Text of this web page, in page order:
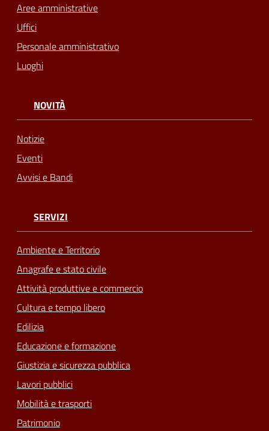
Aree amministrative
Uffici
Personale amministrativo
Luoghi
NOVITÀ
Notizie
Eventi
Avvisi e Bandi
SERVIZI
Ambiente e Territorio
Anagrafe e stato civile
Attività produttive e commercio
Cultura e tempo libero
Edilizia
Educazione e formazione
Giustizia e sicurezza pubblica
Lavori pubblici
Mobilità e trasporti
Patrimonio